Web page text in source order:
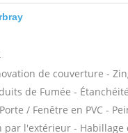
de couverture -
de Fumée -
/ Fenêtre en PVC -
par l'extérieur - Habillage